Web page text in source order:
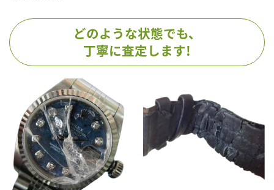
どのような状態でも、
丁寧に査定します!